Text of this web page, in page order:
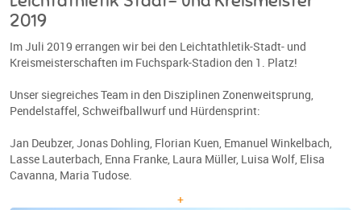
2019
Im Juli 2019 errangen wir bei den Leichtathletik-Stadt- und
Kreismeisterschaften im Fuchspark-Stadion den 1. Platz!
Unser siegreiches Team in den Disziplinen Zonenweitsprung,
Pendelstaffel, Schweifballwurf und Hürdensprint:
Jan Deubzer, Jonas Dohling, Florian Kuen, Emanuel Winkelbach,
Lasse Lauterbach, Enna Franke, Laura Müller, Luisa Wolf, Elisa
Cavanna, Maria Tudose.
+